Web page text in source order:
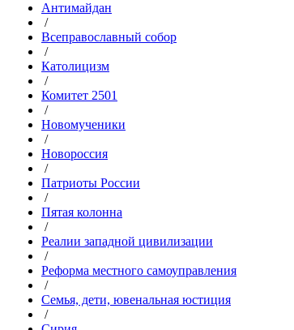
Антимайдан
/
Всеправославный собор
/
Католицизм
/
Комитет 2501
/
Новомученики
/
Новороссия
/
Патриоты России
/
Пятая колонна
/
Реалии западной цивилизации
/
Реформа местного самоуправления
/
Семья, дети, ювенальная юстиция
/